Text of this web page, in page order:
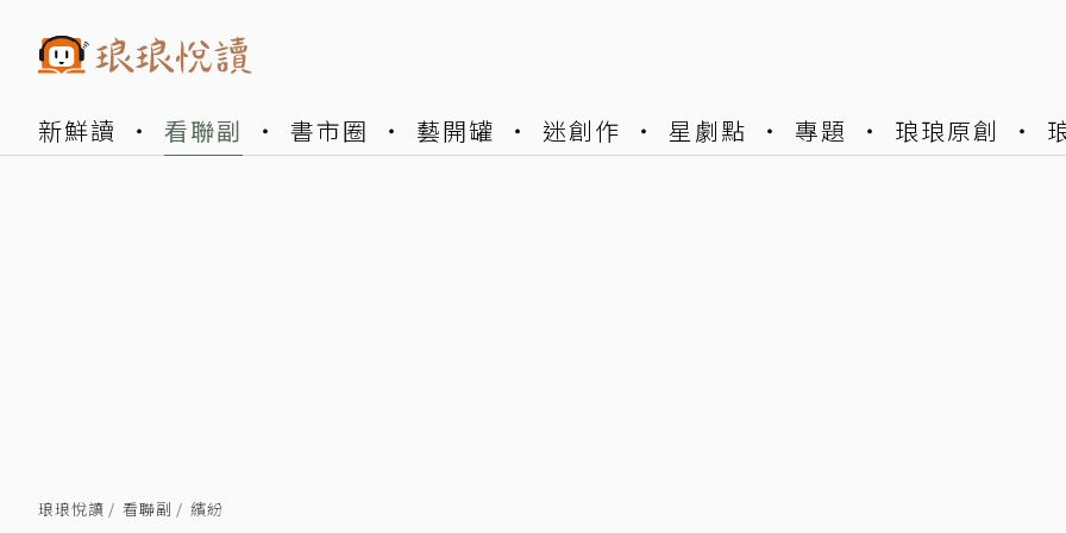
新鮮讀 看聯副 書市圈 藝開罐 迷創作 星劇點 專題 琅琅原創
琅琅悅讀 看聯副 繽紛